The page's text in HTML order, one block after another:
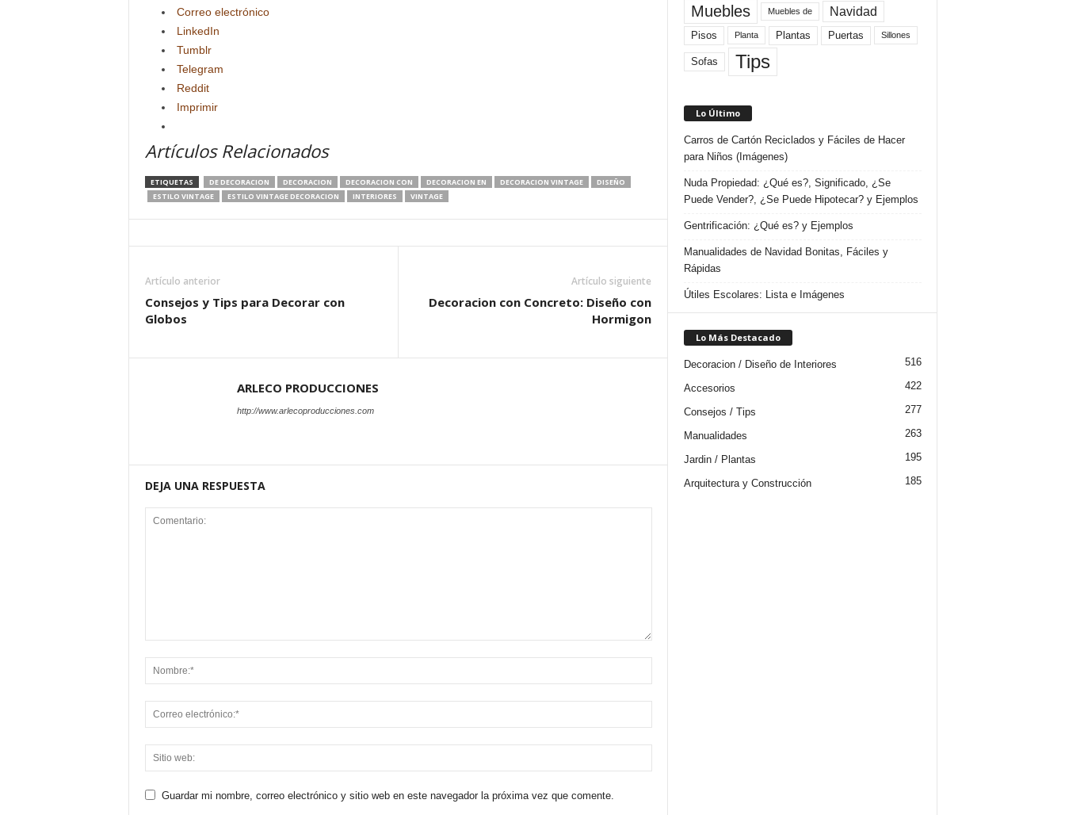
Correo electrónico
LinkedIn
Tumblr
Telegram
Reddit
Imprimir
Artículos Relacionados
ETIQUETAS DE DECORACION DECORACION DECORACION CON DECORACION EN DECORACION VINTAGE
DISEÑO
ESTILO VINTAGE
ESTILO VINTAGE DECORACION INTERIORES VINTAGE
Artículo anterior
Consejos y Tips para Decorar con
Globos
Artículo siguiente
Decoracion con Concreto: Diseño con
Hormigon
ARLECO PRODUCCIONES
http://www.arlecoproducciones.com
DEJA UNA RESPUESTA
Guardar mi nombre, correo electrónico y sitio web en este navegador la próxima vez que comente.
Muebles Muebles de Navidad
Pisos Planta Plantas Puertas Sillones
Sofas Tips
Lo Último
Carros de Cartón Reciclados y Fáciles de Hacer
para Niños (Imágenes)
Nuda Propiedad: ¿Qué es?, Significado, ¿Se
Puede Vender?, ¿Se Puede Hipotecar? y Ejemplos
Gentrificación: ¿Qué es? y Ejemplos
Manualidades de Navidad Bonitas, Fáciles y
Rápidas
Útiles Escolares: Lista e Imágenes
Lo Más Destacado
Decoracion / Diseño de Interiores 516
Accesorios 422
Consejos / Tips 277
Manualidades 263
Jardin / Plantas 195
Arquitectura y Construcción 185